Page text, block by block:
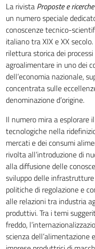
La rivista Proposte e ricerche
un numero speciale
conoscenze tecnico-
italiano tra XIX e XX
rilettura storica dei
agroalimentare in uno dei
dell’economia nazionale,
concentrata sulle
denominazione d’origine.
Il numero mira a esplorare
tecnologiche nella
mercati e dei consumi
rivolta all’introduzione di
alla diffusione delle
sviluppo delle
politiche di regolazione e
alle relazioni tra industria
produttivi. Tra i temi
freddo,
scienza dell’alimentazione